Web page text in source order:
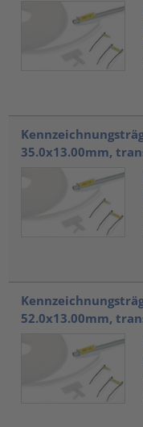
35.0x13.00mm,
52.0x13.00mm,